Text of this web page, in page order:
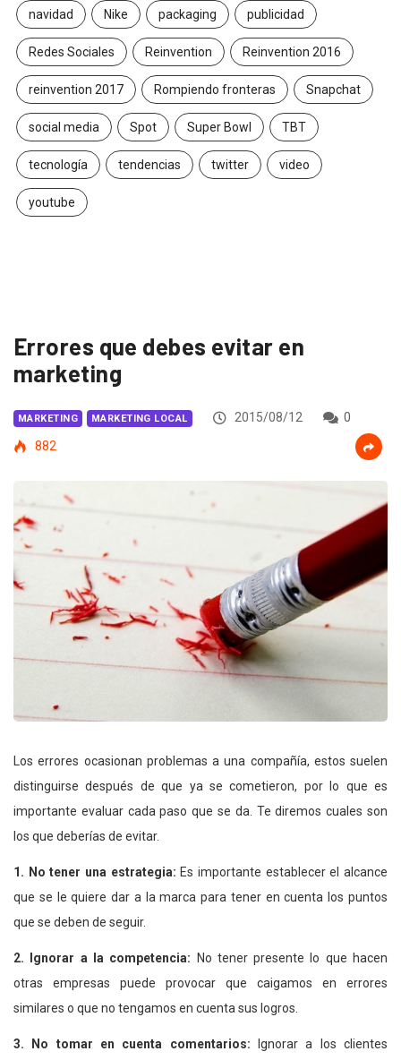
navidad Nike packaging publicidad
Redes Sociales Reinvention Reinvention 2016
reinvention 2017 Rompiendo fronteras Snapchat
social media Spot Super Bowl TBT
tecnología tendencias twitter video
youtube
Errores que debes evitar en
marketing
MARKETING MARKETING LOCAL 2015/08/12
0
882
Los errores ocasionan problemas a una compañía, estos suelen
distinguirse después de que ya se cometieron, por lo que es
importante evaluar cada paso que se da. Te diremos cuales son
los que deberías de evitar.
1. No tener una estrategia: Es importante establecer el alcance
que se le quiere dar a la marca para tener en cuenta los puntos
que se deben de seguir.
2. Ignorar a la competencia: No tener presente lo que hacen
otras empresas puede provocar que caigamos en errores
similares o que no tengamos en cuenta sus logros.
3. No tomar en cuenta comentarios: Ignorar a los clientes